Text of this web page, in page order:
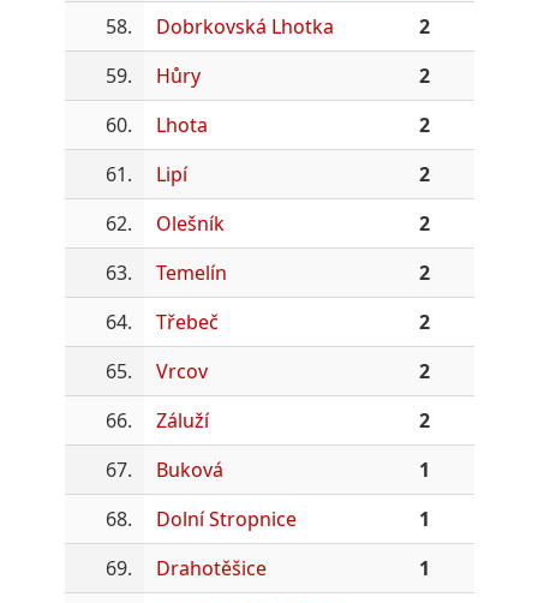
58.
Dobrkovská Lhotka
2
59.
Hůry
2
60.
Lhota
2
61.
Lipí
2
62.
Olešník
2
63.
Temelín
2
64.
Třebeč
2
65.
Vrcov
2
66.
Záluží
2
67.
Buková
1
68.
Dolní Stropnice
1
69.
Drahotěšice
1